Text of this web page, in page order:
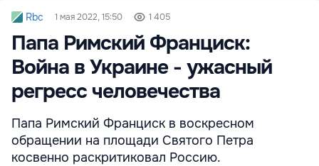
Rbc 1 мая 2022, 15:50 1 405
Папа Римский Франциск:
Война в Украине - ужасный
регресс человечества
Папа Римский Франциск в воскресном
обращении на площади Святого Петра
косвенно раскритиковал Россию.